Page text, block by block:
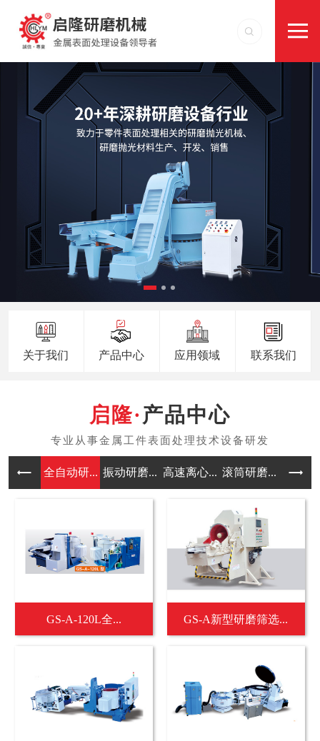
关于我们 产品中心 应用领域 联系我们
产品中心
全自动研... 振动研磨... 高速离心... 滚筒研磨... 涡流
GS-A-120L全... GS-A新型研磨筛选...